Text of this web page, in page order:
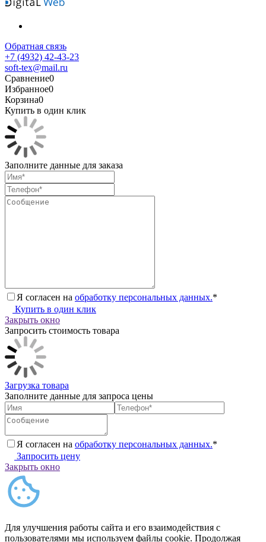
Обратная связь
+7 (4932) 42-43-23
soft-tex@mail.ru
Сравнение0
Избранное0
Корзина0
Купить в один клик
Заполните данные для заказа
Я согласен на обработку персональных данных.*
Купить в один клик
Закрыть окно
Запросить стоимость товара
Загрузка товара
Заполните данные для запроса цены
Я согласен на обработку персональных данных.*
Запросить цену
Закрыть окно
Для улучшения работы сайта и его взаимодействия с
пользователями мы используем файлы cookie. Продолжая